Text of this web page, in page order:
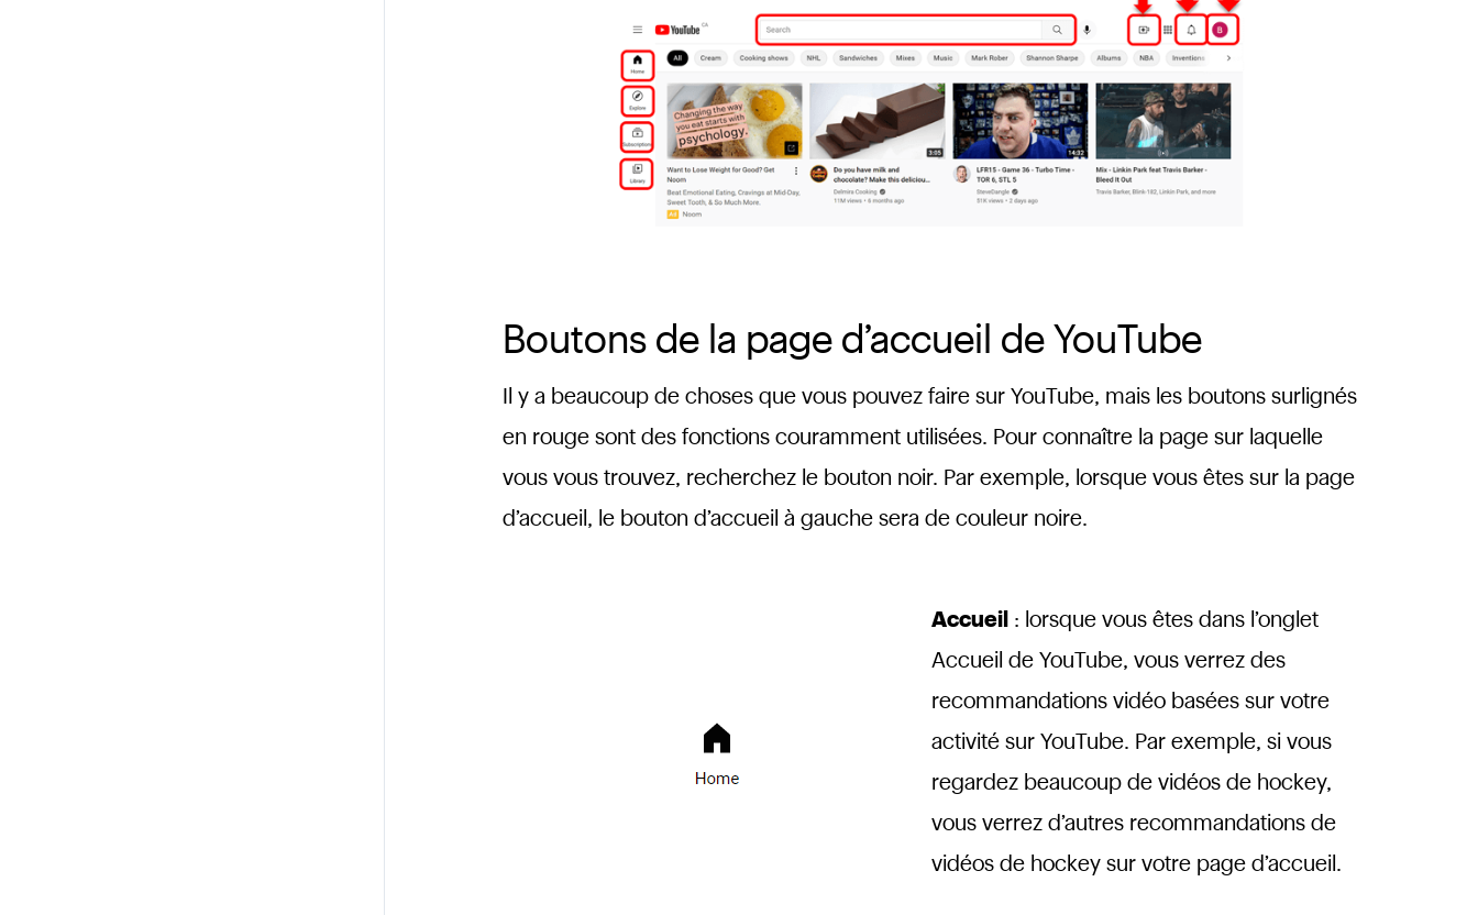
Boutons de la page d’accueil de YouTube
Il y a beaucoup de choses que vous pouvez faire sur YouTube, mais les boutons surlignés
en rouge sont des fonctions couramment utilisées. Pour connaître la page sur laquelle
vous vous trouvez, recherchez le bouton noir. Par exemple, lorsque vous êtes sur la page
d’accueil, le bouton d’accueil à gauche sera de couleur noire.
Accueil : lorsque vous êtes dans l’onglet
Accueil de YouTube, vous verrez des
recommandations vidéo basées sur votre
activité sur YouTube. Par exemple, si vous
regardez beaucoup de vidéos de hockey,
vous verrez d’autres recommandations de
vidéos de hockey sur votre page d’accueil.